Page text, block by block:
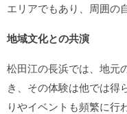
エリアでもあり、周囲の
地域文化との共演
松田江の長浜では、地元
き、その体験は他では得
りやイベントも頻繁に行